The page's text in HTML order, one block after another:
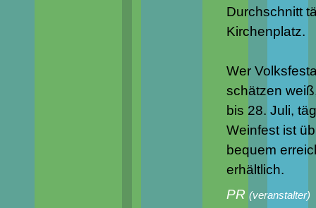
Durchschnitt
Kirchenplatz.
Wer
schätzen
bis 28. Juli,
Weinfest ist
bequem
erhältlich.
PR (veranstalter)